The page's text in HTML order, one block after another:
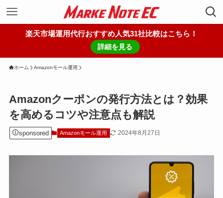
楽天市場運用代行おすすめ人気31社比較はこちら！
詳細を見る
ホーム Amazonモール運用
Amazonクーポンの発行方法とは？効果
を高めるコツや注意点も解説
sponsored Amazonモール運用 2024年8月27日